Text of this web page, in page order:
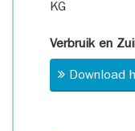
KG
Verbruik en
Download